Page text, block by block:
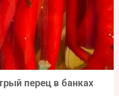
перец в банках